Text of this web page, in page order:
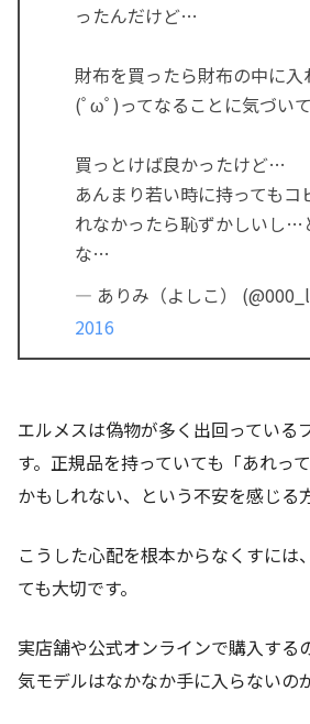
ったんだけど…
財布を買ったら財布の中に
(ﾟωﾟ)ってなることに気づい
買っとけば良かったけど…
あんまり若い時に持ってもコ
れなかったら恥ずかしいし…
な…
— ありみ（よしこ）
2016
エルメスは偽物が多く出回っている
す。正規品を持っていても「あれっ
かもしれない、という不安を感じる
こうした心配を根本からなくすには、
ても大切です。
実店舗や公式オンラインで購入する
気モデルはなかなか手に入らないの